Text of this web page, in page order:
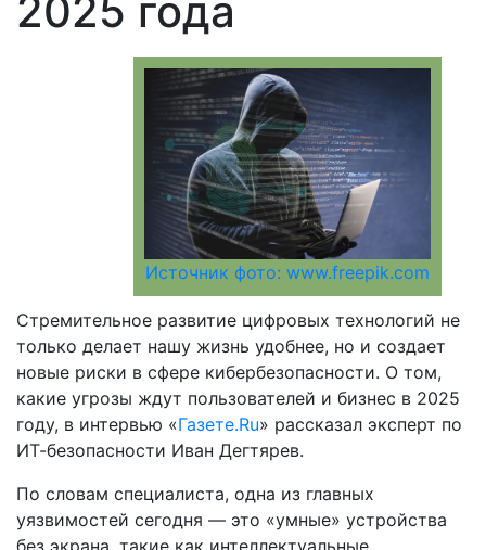
2025 года
Источник фото: www.freepik.com
Стремительное развитие цифровых технологий не
только делает нашу жизнь удобнее, но и создает
новые риски в сфере кибербезопасности. О том,
какие угрозы ждут пользователей и бизнес в 2025
году, в интервью «Газете.Ru» рассказал эксперт по
ИТ-безопасности Иван Дегтярев.
По словам специалиста, одна из главных
уязвимостей сегодня — это «умные» устройства
без экрана, такие как интеллектуальные